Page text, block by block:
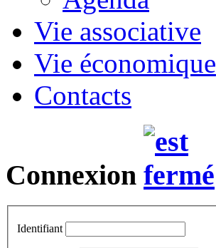
Vie associative
Vie économique
Contacts
Connexion
Identifiant